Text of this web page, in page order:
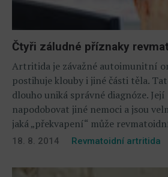
Čtyři záludné příznaky
Artritida je závažné autoimunitní
postihuje klouby i jiné části těla.
dlouho uniká správné diagnóze.
napodobovat jiné nemoci a jsou
jaká „překvapení“ může
18. 8. 2014 Revmatoidní artritida